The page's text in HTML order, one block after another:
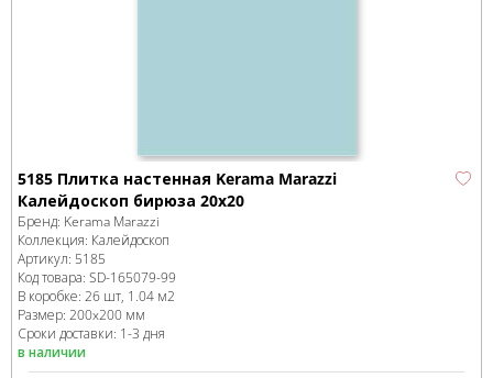
5185 Плитка настенная Kerama Marazzi
Калейдоскоп бирюза 20x20
Бренд: Kerama Marazzi
Коллекция: Калейдоскоп
Артикул: 5185
Код товара: SD-165079-99
В коробке: 26 шт, 1.04 м2
Размер: 200x200 мм
Сроки доставки: 1-3 дня
в наличии